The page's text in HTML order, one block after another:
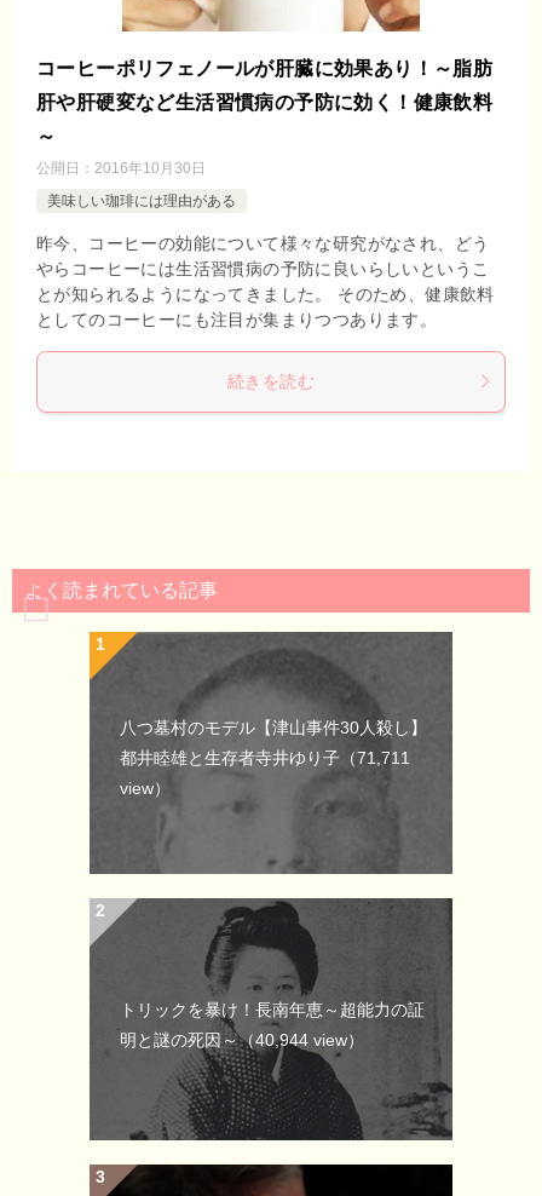
コーヒーポリフェノールが肝臓に効果あり！～脂肪
肝や肝硬変など生活習慣病の予防に効く！健康飲料
～
公開日： 2016年10月30日
美味しい珈琲には理由がある
昨今、コーヒーの効能について様々な研究がなされ、どう
やらコーヒーには生活習慣病の予防に良いらしいというこ
とが知られるようになってきました。 そのため、健康飲料
としてのコーヒーにも注目が集まりつつあります。
続きを読む
よく読まれている記事
八つ墓村のモデル【津山事件30人殺し】
都井睦雄と生存者寺井ゆり子 （71,711
view）
トリックを暴け！長南年恵～超能力の証
明と謎の死因～（40,944 view）